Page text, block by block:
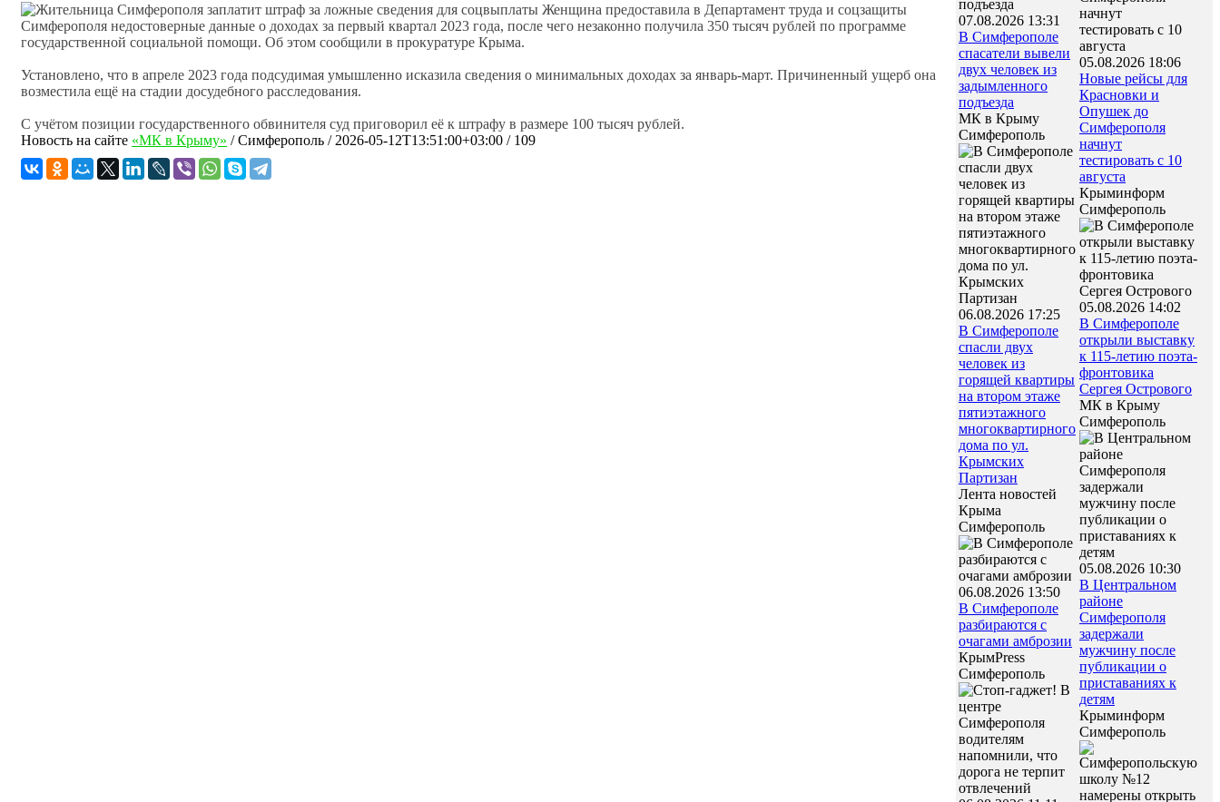
Женщина предоставила в Департамент труда и соцзащиты
Симферополя недостоверные данные о доходах за первый квартал 2023 года, после чего незаконно получила 350 тысяч рублей по программе
государственной социальной помощи. Об этом сообщили в прокуратуре Крыма.
Установлено, что в апреле 2023 года подсудимая умышленно исказила сведения о минимальных доходах за январь-март. Причиненный ущерб она
возместила ещё на стадии досудебного расследования.
С учётом позиции государственного обвинителя суд приговорил её к штрафу в размере 100 тысяч рублей.
Новость на сайте «МК в Крыму» /Симферополь / 2026-05-12T13:51:00+03:00 / 109
07.08.2026 13:31
В Симферополе
спасатели вывели
двух человек из
задымленного
подъезда
МК в Крыму
Симферополь
06.08.2026 17:25
В Симферополе
спасли двух
человек из
горящей квартиры
на втором этаже
пятиэтажного
многоквартирного
дома по ул.
Крымских
Партизан
Лента новостей
Крыма
Симферополь
06.08.2026 13:50
В Симферополе
разбираются с
очагами амброзии
КрымPress
Симферополь
05.08.2026 18:06
Новые рейсы для
Красновки и
Опушек до
Симферополя
начнут
тестировать с 10
августа
Крыминформ
Симферополь
05.08.2026 14:02
В Симферополе
открыли выставку
к 115-летию поэта-
фронтовика
Сергея Острового
МК в Крыму
Симферополь
05.08.2026 10:30
В Центральном
районе
Симферополя
задержали
мужчину после
публикации о
приставаниях к
детям
Крыминформ
Симферополь